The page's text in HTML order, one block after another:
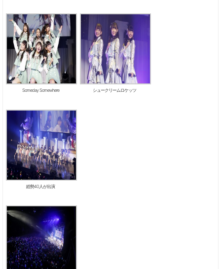
Someday Somewhere シュークリームロケッツ
総勢40人が出演